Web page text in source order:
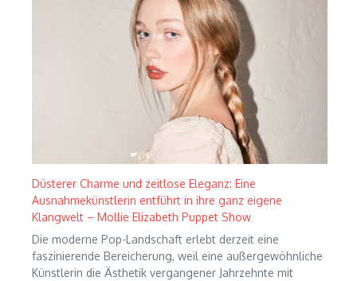
Düsterer Charme und zeitlose Eleganz: Eine
Ausnahmekünstlerin entführt in ihre ganz eigene
Klangwelt – Mollie Elizabeth Puppet Show
Die moderne Pop-Landschaft erlebt derzeit eine
faszinierende Bereicherung, weil eine außergewöhnliche
Künstlerin die Ästhetik vergangener Jahrzehnte mit